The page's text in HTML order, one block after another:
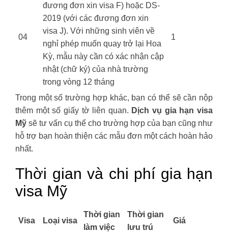
04
đương đơn xin visa F) hoặc DS-
2019 (với các đương đơn xin
visa J). Với những sinh viên về
nghỉ phép muốn quay trở lại Hoa
Kỳ, mẫu này cần có xác nhận cập
nhật (chữ ký) của nhà trường
trong vòng 12 tháng
1
Trong một số trường hợp khác, bạn có thể sẽ cần nộp
thêm một số giấy tờ liên quan. Dịch vụ gia hạn visa
Mỹ sẽ tư vấn cụ thể cho trường hợp của bạn cũng như
hỗ trợ bạn hoàn thiện các mẫu đơn một cách hoàn hảo
nhất.
Thời gian và chi phí gia hạn
visa Mỹ
Visa Loại visa
Thời gian
làm việc
Thời gian
lưu trú
Giá